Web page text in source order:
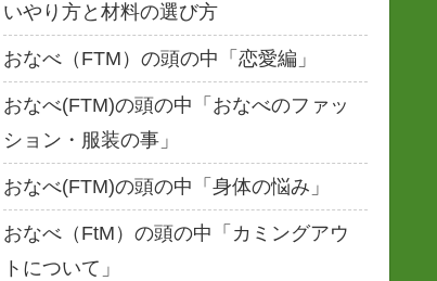
いやり方と材料の選び方
おなべ（FTM）の頭の中「恋愛編」
おなべ(FTM)の頭の中「おなべのファッ
ション・服装の事」
おなべ(FTM)の頭の中「身体の悩み」
おなべ（FtM）の頭の中「カミングアウ
トについて」